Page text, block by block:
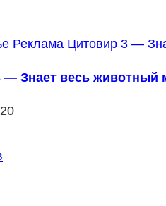
— Знает весь животный